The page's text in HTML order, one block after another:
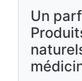
Un